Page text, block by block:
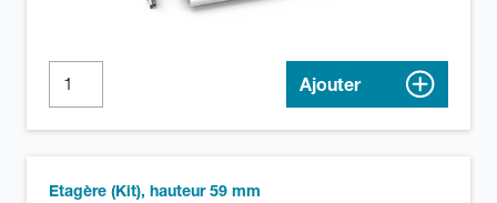
Ajouter
Etagère (Kit), hauteur 59 mm